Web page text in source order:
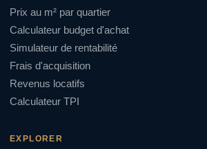
Prix au m² par quartier
Calculateur budget d'achat
Simulateur de rentabilité
Frais d'acquisition
Revenus locatifs
Calculateur TPI
EXPLORER